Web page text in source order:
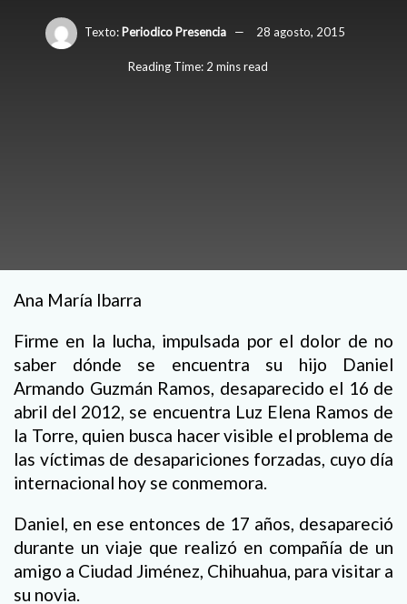
Texto: Periodico Presencia 28 agosto, 2015
Reading Time: 2 mins read
Ana María Ibarra
Firme en la lucha, impulsada por el dolor de no
saber dónde se encuentra su hijo Daniel
Armando Guzmán Ramos, desaparecido el 16 de
abril del 2012, se encuentra Luz Elena Ramos de
la Torre, quien busca hacer visible el problema de
las víctimas de desapariciones forzadas, cuyo día
internacional hoy se conmemora.
Daniel, en ese entonces de 17 años, desapareció
durante un viaje que realizó en compañía de un
amigo a Ciudad Jiménez, Chihuahua, para visitar a
su novia.